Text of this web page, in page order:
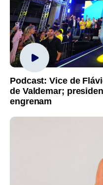
Podcast: Vice de
de Valdemar;
engrenam